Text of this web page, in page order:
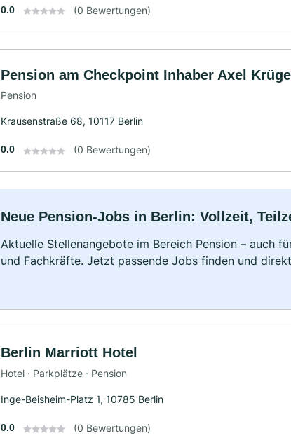
0.0 (0 Bewertungen)
Pension am Checkpoint Inhaber Axel
Pension
Krausenstraße 68, 10117 Berlin
0.0 (0 Bewertungen)
Neue Pension-Jobs in Berlin: Vollzeit,
Aktuelle Stellenangebote im Bereich Pension – auch
und Fachkräfte. Jetzt passende Jobs finden und
Berlin Marriott Hotel
Hotel · Parkplätze · Pension
Inge-Beisheim-Platz 1, 10785 Berlin
0.0 (0 Bewertungen)